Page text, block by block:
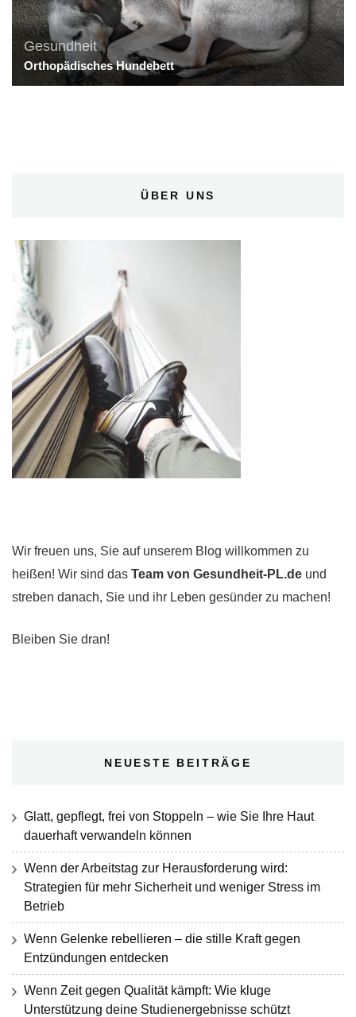
Gesundheit
Orthopädisches Hundebett
ÜBER UNS
Wir freuen uns, Sie auf unserem Blog willkommen zu
heißen! Wir sind das Team von Gesundheit-PL.de und
streben danach, Sie und ihr Leben gesünder zu machen!
Bleiben Sie dran!
NEUESTE BEITRÄGE
Glatt, gepflegt, frei von Stoppeln – wie Sie Ihre Haut
dauerhaft verwandeln können
Wenn der Arbeitstag zur Herausforderung wird:
Strategien für mehr Sicherheit und weniger Stress im
Betrieb
Wenn Gelenke rebellieren – die stille Kraft gegen
Entzündungen entdecken
Wenn Zeit gegen Qualität kämpft: Wie kluge
Unterstützung deine Studienergebnisse schützt